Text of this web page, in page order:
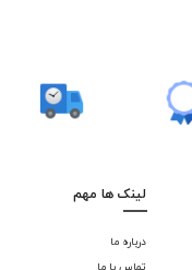
لینک ها مهم
درباره ما
تماس با ما